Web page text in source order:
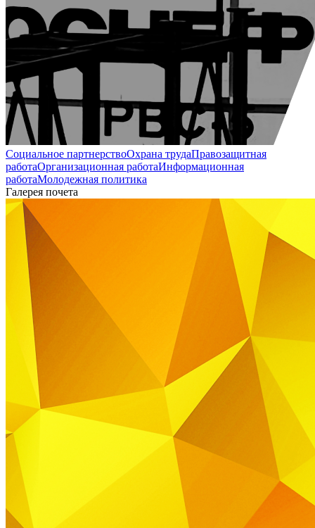
Социальное партнерствоОхрана трудаПравозащитная
работаОрганизационная работаИнформационная
работаМолодежная политика
Галерея почета